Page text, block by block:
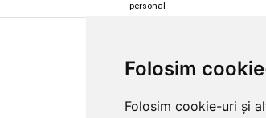
Folosim
Folosim cookie-uri și
personal
Magazin snowboard
Legături Rome SDS